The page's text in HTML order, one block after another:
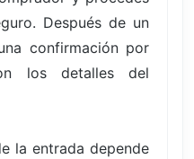
Después de un
confirmación por
los detalles del
la entrada depende